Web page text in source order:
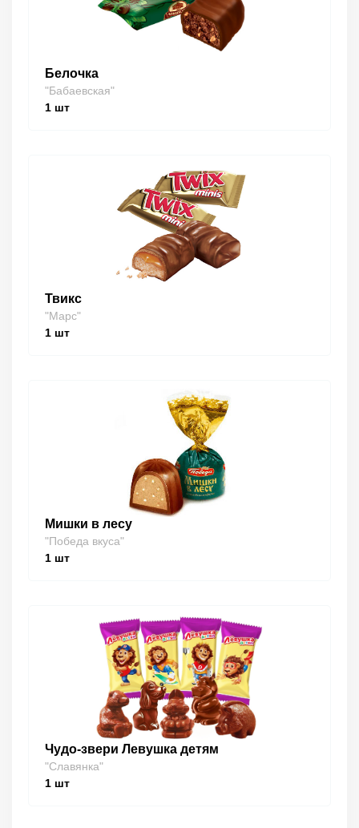
Белочка
"Бабаевская"
1 шт
Твикс
"Марс"
1 шт
Мишки в лесу
"Победа вкуса"
1 шт
Чудо-звери Левушка детям
"Славянка"
1 шт